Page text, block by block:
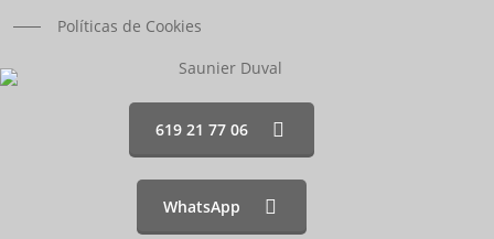
Políticas de Cookies
619 21 77 06
WhatsApp